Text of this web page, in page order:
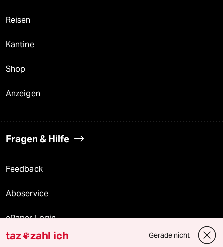
Reisen
Kantine
Shop
Anzeigen
Fragen & Hilfe
Feedback
Aboservice
ePaper Login
Downloads für Abonnierende
taz zahl ich Gerade nicht